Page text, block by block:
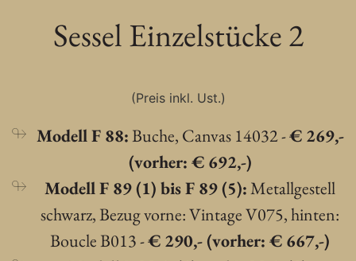
Sessel Einzelstücke 2
(Preis inkl. Ust.)
Modell F 88:Buche, Canvas 14032 -€ 269,-
(vorher: € 692,-)
Modell F 89 (1) bis F 89 (5):Metallgestell
schwarz, Bezug vorne: Vintage V075, hinten:
Boucle B013 -€ 290,- (vorher: € 667,-)